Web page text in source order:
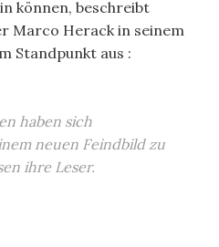
können, beschreibt
Marco Herack in seinem
Standpunkt aus :
haben sich
neuen Feindbild zu
ihre Leser.